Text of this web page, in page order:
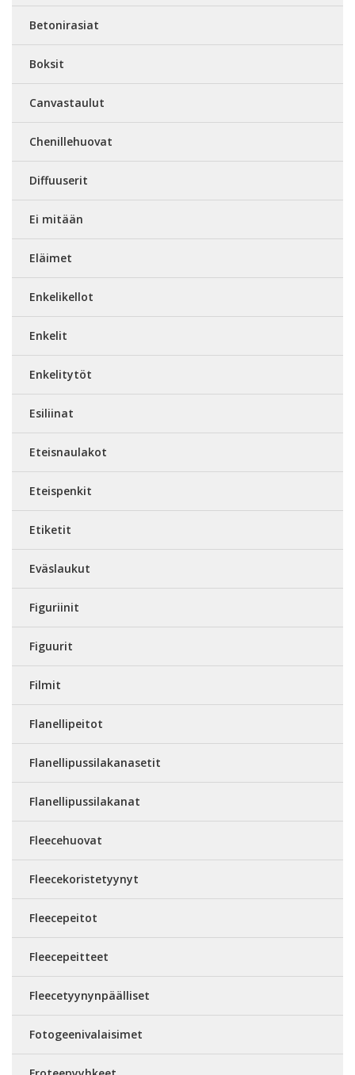
Betonirasiat
Boksit
Canvastaulut
Chenillehuovat
Diffuuserit
Ei mitään
Eläimet
Enkelikellot
Enkelit
Enkelitytöt
Esiliinat
Eteisnaulakot
Eteispenkit
Etiketit
Eväslaukut
Figuriinit
Figuurit
Filmit
Flanellipeitot
Flanellipussilakanasetit
Flanellipussilakanat
Fleecehuovat
Fleecekoristetyynyt
Fleecepeitot
Fleecepeitteet
Fleecetyynynpäälliset
Fotogeenivalaisimet